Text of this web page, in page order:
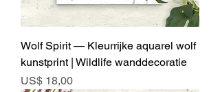
Wolf Spirit — Kleurrijke aquarel wolf
kunstprint | Wildlife wanddecoratie
Prijs
US$ 18,00